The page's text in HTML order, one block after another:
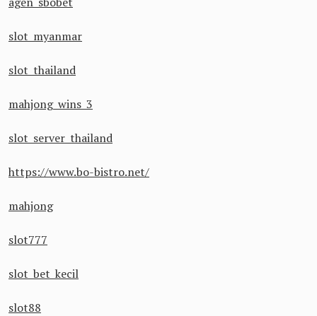
slot myanmar
slot thailand
mahjong wins 3
slot server thailand
https://www.bo-bistro.net/
mahjong
slot777
slot bet kecil
slot88